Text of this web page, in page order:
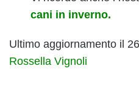
cani in inverno.
Ultimo aggiornamento il
Rossella Vignoli